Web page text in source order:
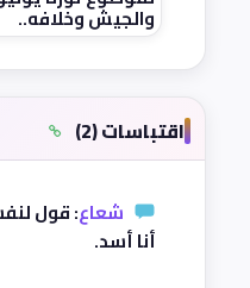
والجيش وخلافه..
اقتباسات (2)
شعاع: قول
أنا أسد.